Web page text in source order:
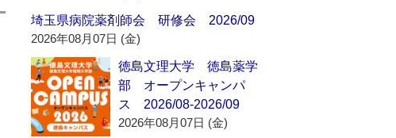
埼玉県病院薬剤師会 研修会 2026/09
2026年08月07日 (金)
徳島文理大学 徳島薬学
部 オープンキャンパ
ス 2026/08-2026/09
2026年08月07日 (金)